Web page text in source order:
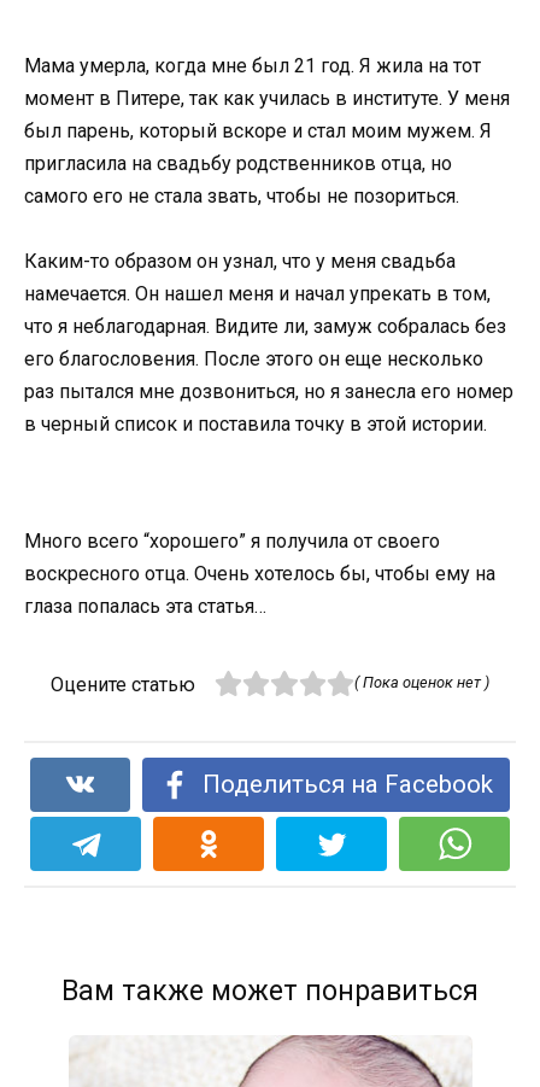
Мама умерла, когда мне был 21 год. Я жила на тот
момент в Питере, так как училась в институте. У меня
был парень, который вскоре и стал моим мужем. Я
пригласила на свадьбу родственников отца, но
самого его не стала звать, чтобы не позориться.
Каким-то образом он узнал, что у меня свадьба
намечается. Он нашел меня и начал упрекать в том,
что я неблагодарная. Видите ли, замуж собралась без
его благословения. После этого он еще несколько
раз пытался мне дозвониться, но я занесла его номер
в черный список и поставила точку в этой истории.
Много всего “хорошего” я получила от своего
воскресного отца. Очень хотелось бы, чтобы ему на
глаза попалась эта статья…
Оцените статью ( Пока оценок нет )
Поделиться на Facebook
Вам также может понравиться